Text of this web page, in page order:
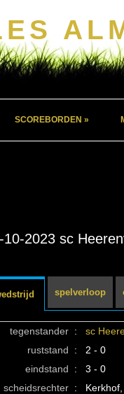
SCOREBORDEN »
10-2023 sc
spelverloop
tegenstander : sc
ruststand
:
2 - 0
eindstand
:
3 - 0
scheidsrechter :